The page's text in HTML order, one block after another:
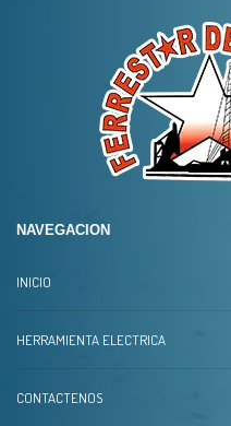
NAVEGACION
INICIO
HERRAMIENTA ELECTRICA
CONTACTENOS